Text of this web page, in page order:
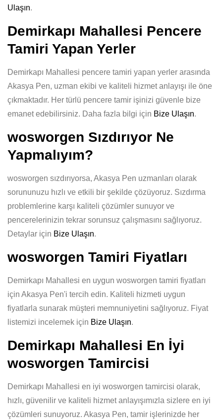
Ulaşın.
Demirkapı Mahallesi Pencere
Tamiri Yapan Yerler
Demirkapı Mahallesi pencere tamiri yapan yerler arasında
Akasya Pen, uzman ekibi ve kaliteli hizmet anlayışı ile öne
çıkmaktadır. Her türlü pencere tamir işinizi güvenle bize
emanet edebilirsiniz. Daha fazla bilgi için Bize Ulaşın.
wosworgen Sızdırıyor Ne
Yapmalıyım?
wosworgen sızdırıyorsa, Akasya Pen uzmanları olarak
sorununuzu hızlı ve etkili bir şekilde çözüyoruz. Sızdırma
problemlerine karşı kaliteli çözümler sunuyor ve
pencerelerinizin tekrar sorunsuz çalışmasını sağlıyoruz.
Detaylar için Bize Ulaşın.
wosworgen Tamiri Fiyatları
Demirkapı Mahallesi en uygun wosworgen tamiri fiyatları
için Akasya Pen'i tercih edin. Kaliteli hizmeti uygun
fiyatlarla sunarak müşteri memnuniyetini sağlıyoruz. Fiyat
listemizi incelemek için Bize Ulaşın.
Demirkapı Mahallesi En İyi
wosworgen Tamircisi
Demirkapı Mahallesi en iyi wosworgen tamircisi olarak,
hızlı, güvenilir ve kaliteli hizmet anlayışımızla sizlere en iyi
çözümleri sunuyoruz. Akasya Pen, tamir işlerinizde her